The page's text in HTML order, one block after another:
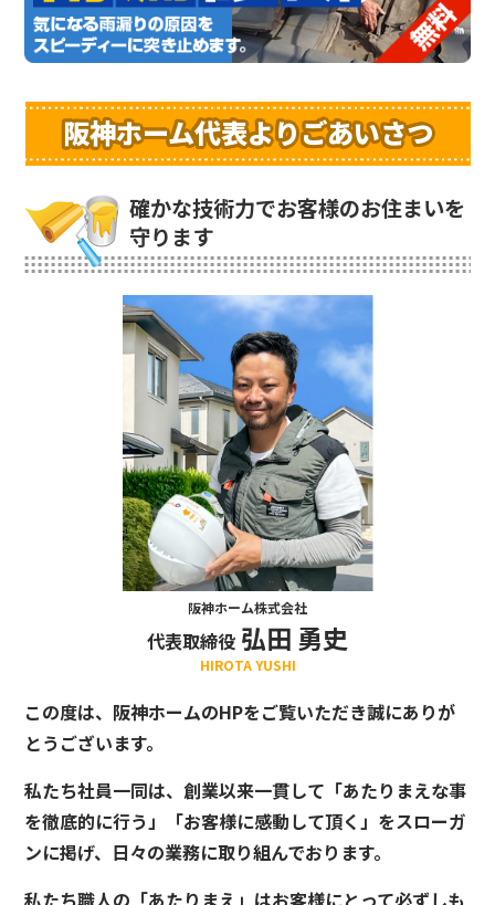
阪神ホーム代表よりごあいさつ
確かな技術力でお客様のお住まいを
守ります
阪神ホーム株式会社
代表取締役 弘田 勇史
HIROTA YUSHI
この度は、阪神ホームのHPをご覧いただき誠にありが
とうございます。
私たち社員一同は、創業以来一貫して「あたりまえな事
を徹底的に行う」「お客様に感動して頂く」をスローガ
ンに掲げ、日々の業務に取り組んでおります。